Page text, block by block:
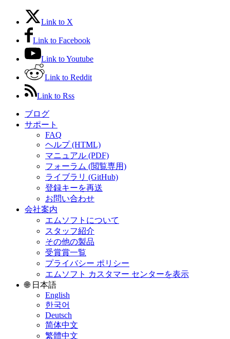
Link to X
Link to Facebook
Link to Youtube
Link to Reddit
Link to Rss
ブログ
サポート
FAQ
ヘルプ (HTML)
マニュアル (PDF)
フォーラム (閲覧専用)
ライブラリ (GitHub)
登録キーを再送
お問い合わせ
会社案内
エムソフトについて
スタッフ紹介
その他の製品
受賞賞一覧
プライバシー ポリシー
エムソフト カスタマー センターを表示
🌐 日本語
English
한국어
Deutsch
简体中文
繁體中文